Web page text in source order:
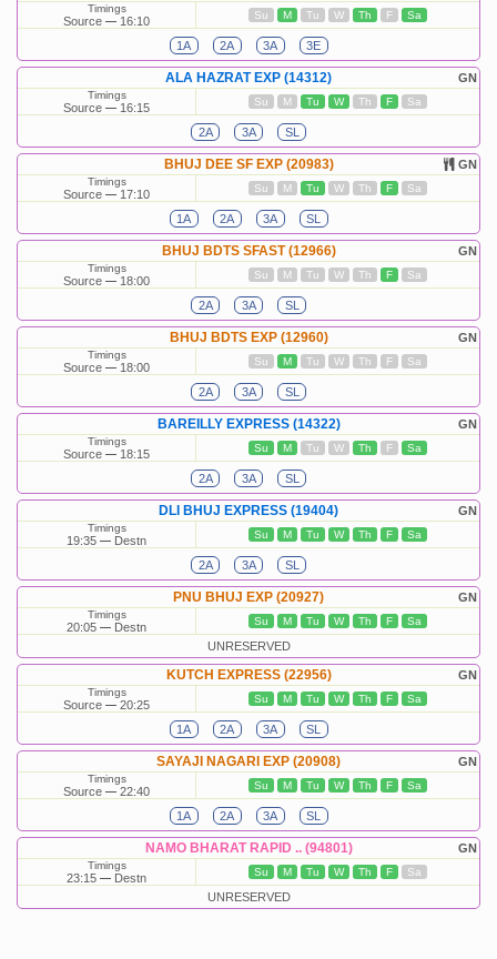
Timings
Source 16:10 Su M Tu W Th F Sa
1A 2A 3A 3E
GN
ALA HAZRAT EXP (14312)
Timings
Source 16:15 Su M Tu W Th F Sa
2A 3A SL
GN
BHUJ DEE SF EXP (20983)
Timings
Source 17:10 Su M Tu W Th F Sa
1A 2A 3A SL
GN
BHUJ BDTS SFAST (12966)
Timings
Source 18:00 Su M Tu W Th F Sa
2A 3A SL
GN
BHUJ BDTS EXP (12960)
Timings
Source 18:00 Su M Tu W Th F Sa
2A 3A SL
GN
BAREILLY EXPRESS (14322)
Timings
Source 18:15 Su M Tu W Th F Sa
2A 3A SL
GN
DLI BHUJ EXPRESS (19404)
Timings
19:35 Destn Su M Tu W Th F Sa
2A 3A SL
GN
PNU BHUJ EXP (20927)
Timings
20:05 Destn Su M Tu W Th F Sa
UNRESERVED
GN
KUTCH EXPRESS (22956)
Timings
Source 20:25 Su M Tu W Th F Sa
1A 2A 3A SL
GN
SAYAJI NAGARI EXP (20908)
Timings
Source 22:40 Su M Tu W Th F Sa
1A 2A 3A SL
GN
NAMO BHARAT RAPID .. (94801)
Timings
23:15 Destn Su M Tu W Th F Sa
UNRESERVED